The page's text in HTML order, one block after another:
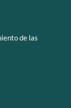
de las